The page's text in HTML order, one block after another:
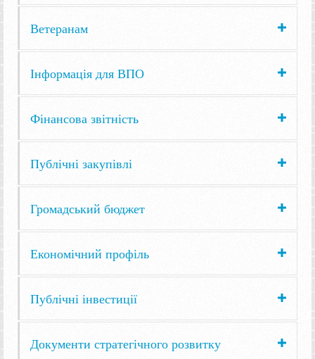
Ветеранам
Інформація для ВПО
Фінансова звітність
Публічні закупівлі
Громадський бюджет
Економічний профіль
Публічні інвестиції
Документи стратегічного розвитку